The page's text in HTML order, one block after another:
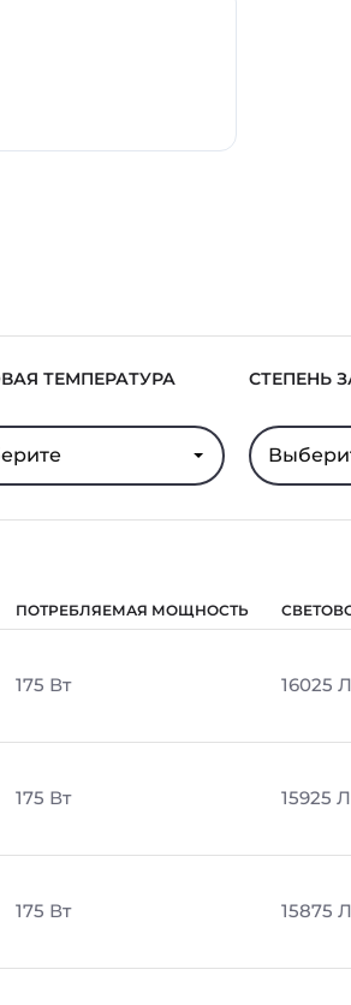
ТЕМПЕРАТУРА СТЕПЕНЬ
ПОТРЕБЛЯЕМАЯ МОЩНОСТЬ
175 Вт 16025
175 Вт 15925
175 Вт 15875